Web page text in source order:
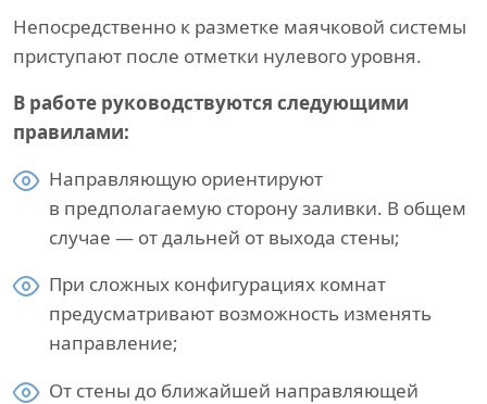
Непосредственно к разметке маячковой системы
приступают после отметки нулевого уровня.
В работе руководствуются следующими
правилами:
Направляющую ориентируют
в предполагаемую сторону заливки. В общем
случае — от дальней от выхода стены;
При сложных конфигурациях комнат
предусматривают возможность изменять
направление;
От стены до ближайшей направляющей